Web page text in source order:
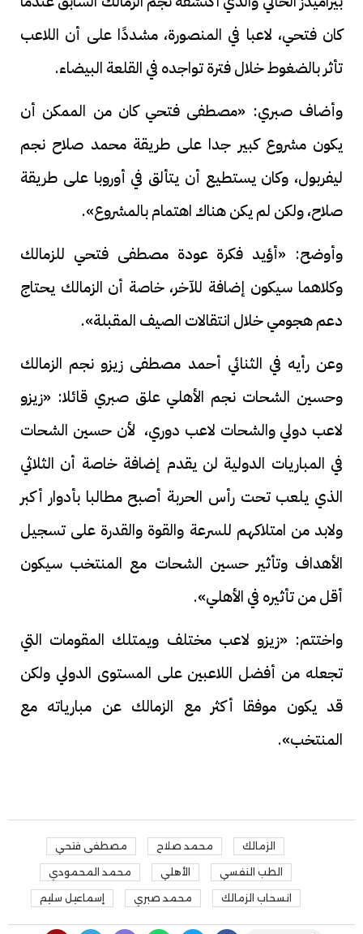
كان فتحي، لاعبا في المنصورة، مشددًا على أن اللاعب
تأثر بالضغوط خلال فترة تواجده في القلعة البيضاء.
وأضاف صبري: «مصطفى فتحي كان من الممكن أن
يكون مشروع كبير جدا على طريقة محمد صلاح نجم
ليفربول، وكان يستطيع أن يتألق في أوروبا على طريقة
صلاح، ولكن لم يكن هناك اهتمام بالمشروع».
وأوضح: «أؤيد فكرة عودة مصطفى فتحي للزمالك
وكلاهما سيكون إضافة للآخر، خاصة أن الزمالك يحتاج
دعم هجومي خلال انتقالات الصيف المقبلة».
وعن رأيه في الثنائي أحمد مصطفى زيزو نجم الزمالك
وحسين الشحات نجم الأهلي علق صبري قائلا: «زيزو
لاعب دولي والشحات لاعب دوري، لأن حسين الشحات
في المباريات الدولية لن يقدم إضافة خاصة أن الثلاثي
الذي يلعب تحت رأس الحربة أصبح مطالبا بأدوار أكبر
ولابد من امتلاكهم للسرعة والقوة والقدرة على تسجيل
الأهداف وتأثير حسين الشحات مع المنتخب سيكون
أقل من تأثيره في الأهلي».
واختتم: «زيزو لاعب مختلف ويمتلك المقومات التي
تجعله من أفضل اللاعبين على المستوى الدولي ولكن
قد يكون موفقا أكثر مع الزمالك عن مبارياته مع
المنتخب».
الزمالك محمد صلاح مصطفى فتحي
الطب النفسي الأهلي محمد المحمودي
انسحاب الزمالك محمد صبري إسماعيل سليم